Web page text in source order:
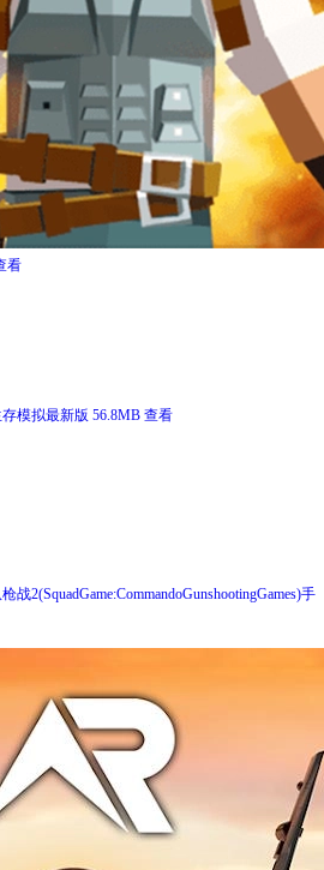
看
模拟最新版 56.8MB 查看
战2(SquadGame:CommandoGunshootingGames)手